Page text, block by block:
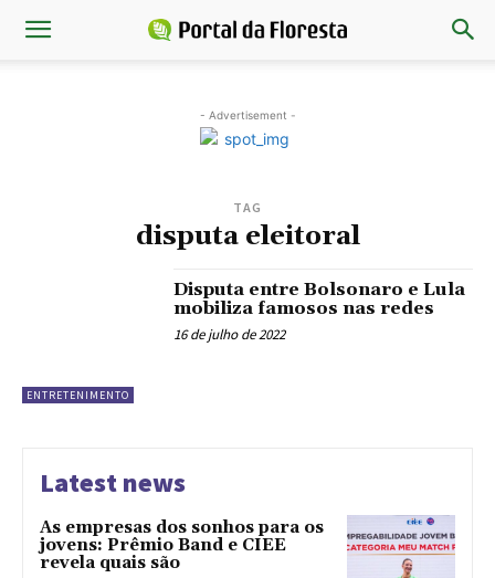
- Advertisement -
TAG
disputa eleitoral
ENTRETENIMENTO
Disputa entre Bolsonaro e Lula
mobiliza famosos nas redes
16 de julho de 2022
Latest news
As empresas dos sonhos para os
jovens: Prêmio Band e CIEE
revela quais são